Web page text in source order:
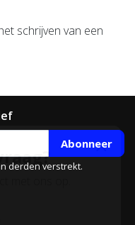
schrijven van een
Abonneer
derden verstrekt.